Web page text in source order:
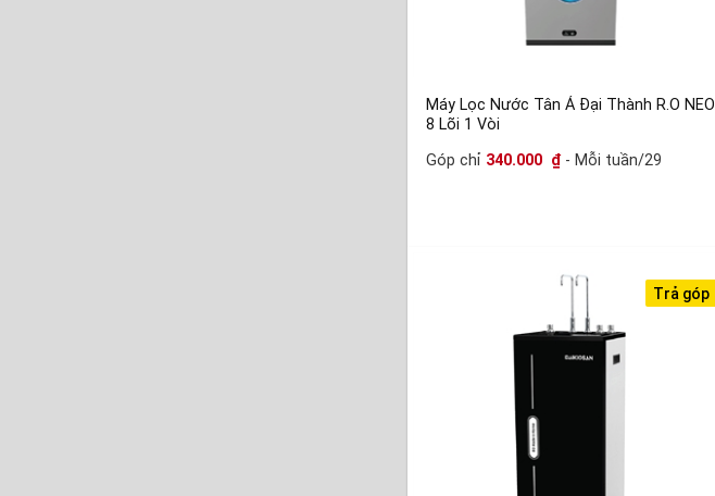
Máy Lọc Nước Tân Á Đại Thành R.O NEO
8 Lõi 1 Vòi
Góp chỉ 340.000 ₫ - Mỗi tuần/29
Trả góp